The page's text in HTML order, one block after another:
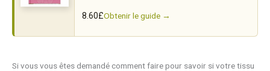
8.60£Obtenir le guide →
Si vous vous êtes demandé comment faire pour savoir si votre tissu